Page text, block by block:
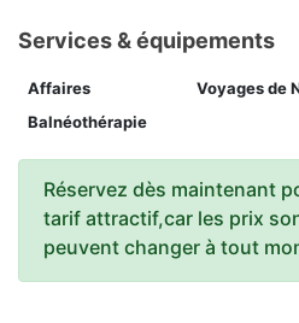
Services & équipements
Affaires Voyages de
Balnéothérapie
Réservez dès maintenant
tarif attractif,car les prix
peuvent changer à tout